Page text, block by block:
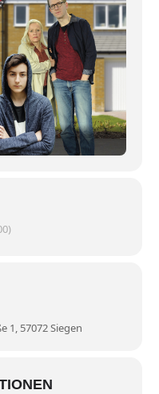
1, 57072 Siegen